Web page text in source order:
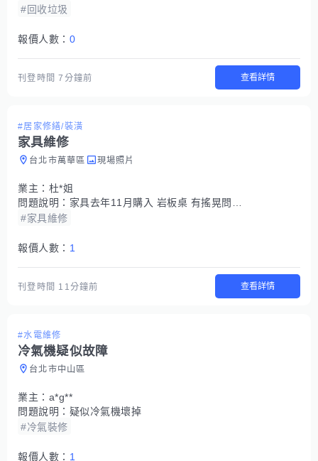
#回收垃圾
報價人數： 0
刊登時間7分鐘前 查看詳情
#居家修繕/裝潢
家具維修
台北市萬華區 現場照片
業主： 杜*姐
問題說明： 家具去年11月購入 岩板桌 有搖晃問題 看有什麼方式可以穩固 謝謝
#家具維修
報價人數： 1
刊登時間 11分鐘前 查看詳情
#水電維修
冷氣機疑似故障
台北市中山區
業主： a*g**
問題說明： 疑似冷氣機壞掉
#冷氣裝修
報價人數： 1